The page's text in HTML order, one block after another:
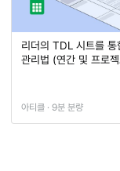
리더의 TDL 시트를
관리법 (연간 및 프로
아티클 · 9분 분량